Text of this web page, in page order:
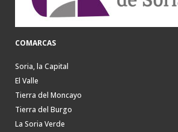
COMARCAS
Soria, la Capital
El Valle
Tierra del Moncayo
Tierra del Burgo
La Soria Verde